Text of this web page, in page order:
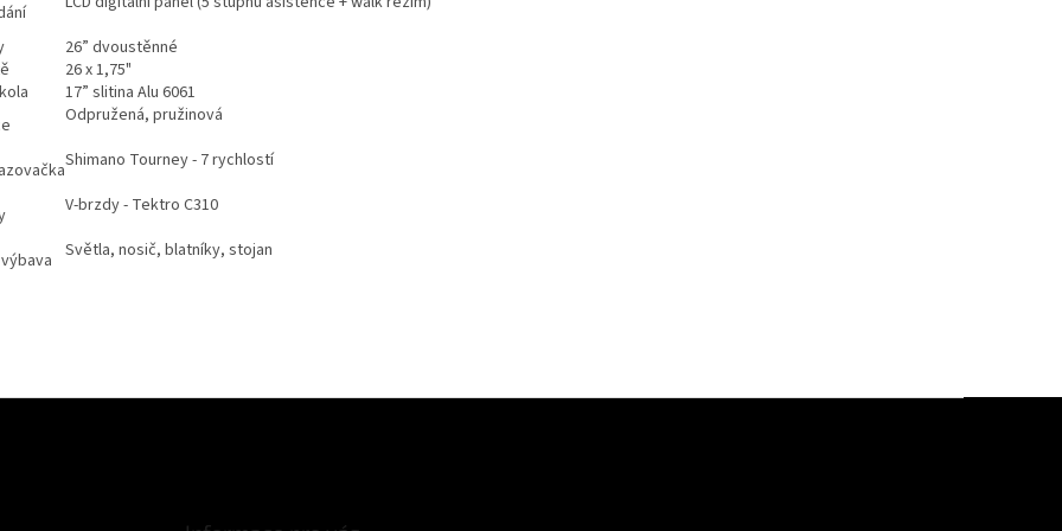
26” dvoustěnné
26 x 1,75"
17” slitina Alu 6061
Odpružená, pružinová
Shimano Tourney - 7 rychlostí
V-brzdy - Tektro C310
Světla, nosič, blatníky, stojan